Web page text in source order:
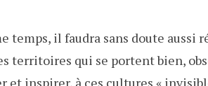
temps, il faudra sans doute
territoires qui se portent bien,
et inspirer, à ces cultures «